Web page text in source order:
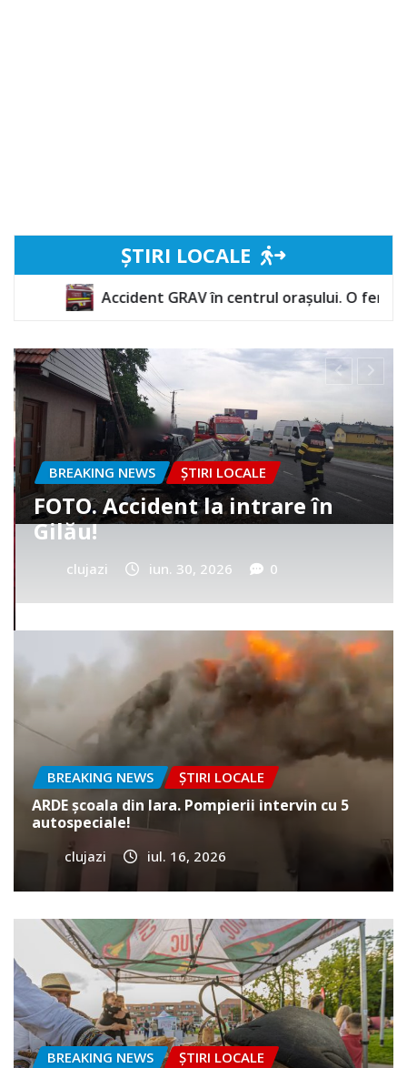
ȘTIRI LOCALE
în centrul orașului. O femeie a rămas încarcerată
BREAKING NEWS ȘTIRI LOCALE
Cum a murit băiețelul din
Vultureni? Era cu tatăl în
cimitir
clujazi iun. 25, 2026 0
BREAKING NEWS ȘTIRI LOCALE
ARDE școala din Iara. Pompierii intervin cu 5
autospeciale!
clujazi iul. 16, 2026
BREAKING NEWS ȘTIRI LOCALE